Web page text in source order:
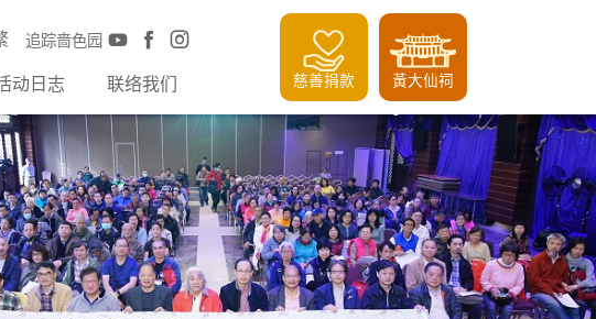
追踪啬色园
动日志 联络我们 慈善捐款 黃大仙祠